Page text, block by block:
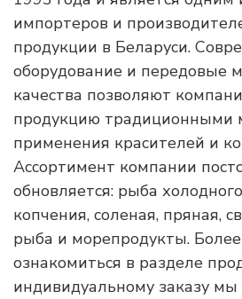
импортеров и
продукции в Беларуси.
оборудование и передовые
качества позволяют
продукцию традиционными
применения красителей и
Ассортимент компании
обновляется: рыба
копчения, соленая, пряная,
рыба и морепродукты.
ознакомиться в разделе
индивидуальному заказу